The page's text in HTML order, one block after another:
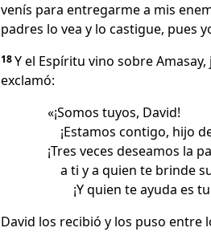
venís para entregarme a mis
padres lo vea y lo castigue, pues
18Y el Espíritu vino sobre
exclamó:
«¡Somos tuyos, David!
¡Estamos contigo, hijo
¡Tres veces deseamos la
a ti y a quien te brinde
¡Y quien te ayuda es
David los recibió y los puso entre